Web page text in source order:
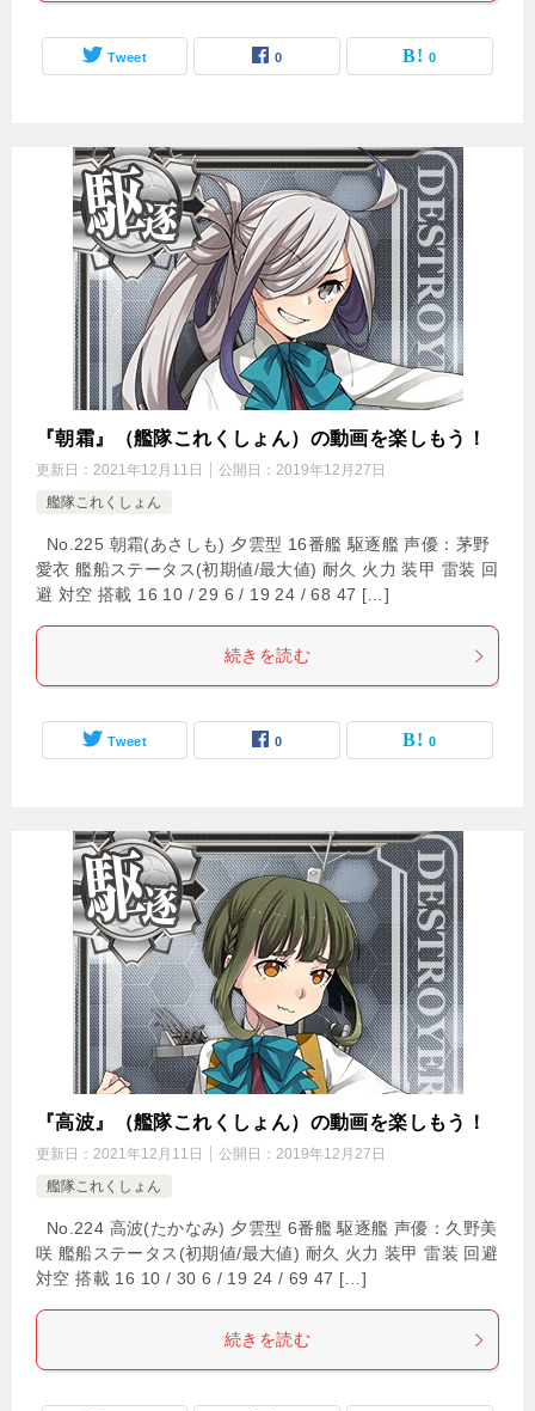
Tweet 0 0
『朝霜』（艦隊これくしょん）の動画を楽しもう！
更新日： 2021年12月11日 公開日： 2019年12月27日
艦隊これくしょん
No.225 朝霜(あさしも) 夕雲型 16番艦 駆逐艦 声優：茅野
愛衣 艦船ステータス(初期値/最大値) 耐久 火力 装甲 雷装 回
避 対空 搭載 16 10 / 29 6 / 19 24 / 68 47 […]
続きを読む
Tweet 0 0
『高波』（艦隊これくしょん）の動画を楽しもう！
更新日： 2021年12月11日 公開日： 2019年12月27日
艦隊これくしょん
No.224 高波(たかなみ) 夕雲型 6番艦 駆逐艦 声優：久野美
咲 艦船ステータス(初期値/最大値) 耐久 火力 装甲 雷装 回避
対空 搭載 16 10 / 30 6 / 19 24 / 69 47 […]
続きを読む